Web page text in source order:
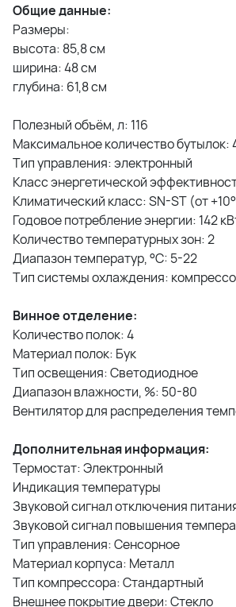
Общие данные:
Размеры:
высота: 85,8 см
ширина: 48 см
глубина: 61,8 см
Полезный объём, л: 116
Максимальное количество бутылок:
Тип управления: электронный
Класс энергетической
Климатический класс: SN-ST (от
Годовое потребление энергии: 142
Количество температурных зон: 2
Диапазон температур, °С: 5-22
Тип системы охлаждения:
Винное отделение:
Количество полок: 4
Материал полок: Бук
Тип освещения: Светодиодное
Диапазон влажности, %: 50-80
Вентилятор для распределения
Дополнительная информация:
Термостат: Электронный
Индикация температуры
Звуковой сигнал отключения
Звуковой сигнал повышения
Тип управления: Сенсорное
Материал корпуса: Металл
Тип компрессора: Стандартный
Внешнее покрытие двери: Стекло